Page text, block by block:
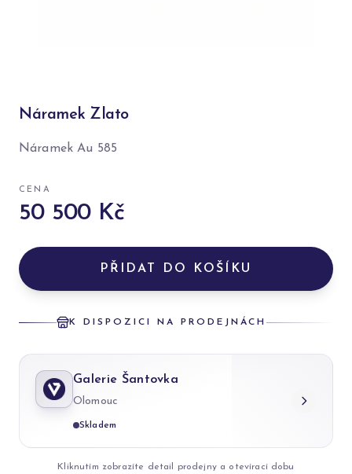
Náramek Zlato
Náramek Au 585
CENA
50 500 Kč
PŘIDAT DO KOŠÍKU
K DISPOZICI NA PRODEJNÁCH
Galerie Šantovka
Olomouc
Skladem
Kliknutím zobrazíte detail prodejny a otevírací dobu